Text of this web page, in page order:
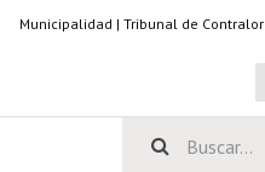
Municipalidad | Tribunal de Contralor